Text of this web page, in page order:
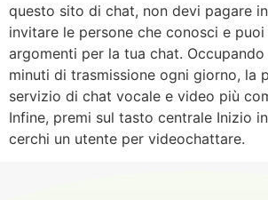
questo sito di chat, non devi pagare
invitare le persone che conosci e
argomenti per la tua chat.
minuti di trasmissione ogni giorno, la
servizio di chat vocale e video più
Infine, premi sul tasto centrale Inizio
cerchi un utente per videochattare.